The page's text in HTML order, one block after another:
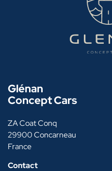
Glénan
Concept Cars
ZA Coat Conq
29900 Concarneau
France
Contact